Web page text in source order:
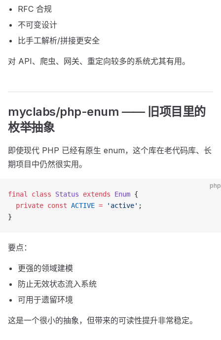
RFC 合规
不可变设计
比手工解析/拼接更安全
对 API、爬虫、网关、重定向较多的系统尤其有用。
myclabs/php-enum —— 旧项目里的
枚举抽象
即使现代 PHP 已经有原生 enum，这个库在老代码库、长
期项目中仍然很实用。
php
final class Status extends Enum {
  private
const ACTIVE = 'active' ;
}
要点：
更强的领域建模
防止无效状态流入系统
可用于遗留环境
这是一个很小的抽象，但带来的可读性提升非常稳定。